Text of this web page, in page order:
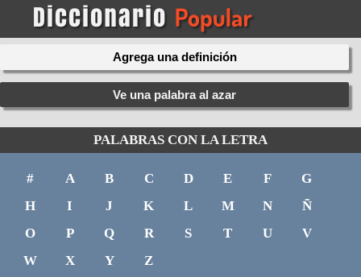
Agrega una definición
Ve una palabra al azar
PALABRAS CON LA LETRA
# A B C D E F
G
H
I J K L M N
Ñ
O
P Q R S T U
V
W
X Y Z